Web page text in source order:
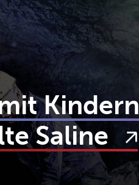
Kindern
Saline